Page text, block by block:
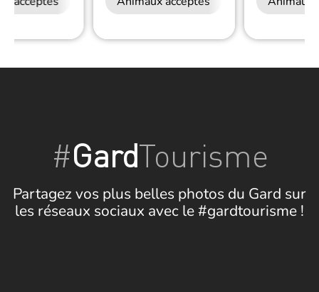
#GardTourisme
Partagez vos plus belles photos du Gard sur
les réseaux sociaux avec le #gardtourisme !